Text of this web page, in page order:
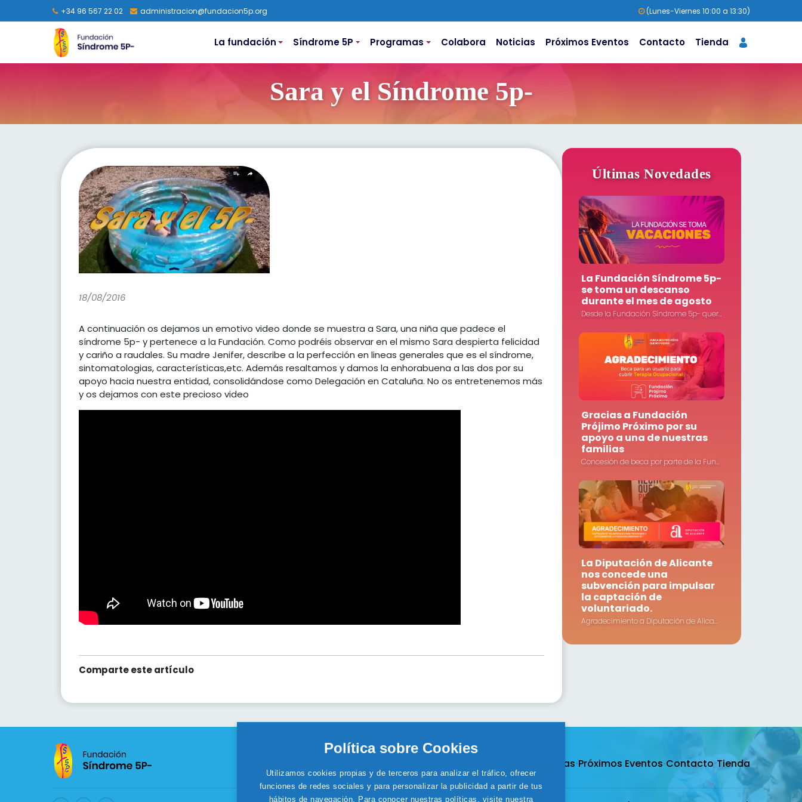
Política sobre Cookies
Utilizamos cookies propias y de terceros para analizar el tráfico, ofrecer
funciones de redes sociales y para personalizar la publicidad a partir de tus
hábitos de navegación. Para conocer nuestras políticas, visite nuestra
+34 96 567 22 02 administracion@fundacion5p.org (Lunes-Viernes 10:00 a 13:30)
La fundación Síndrome 5P Programas Colabora Noticias Próximos Eventos Contacto Tienda
Sara y el Síndrome 5p-
18/08/2016
A continuación os dejamos un emotivo video donde se muestra a Sara, una niña que padece el
síndrome 5p- y pertenece a la Fundación. Como podréis observar en el mismo Sara despierta felicidad
y cariño a raudales. Su madre Jenifer, describe a la perfección en lineas generales que es el síndrome,
sintomatologias, características,etc. Además resaltamos y damos la enhorabuena a las dos por su
apoyo hacia nuestra entidad, consolidándose como Delegación en Cataluña. No os entretenemos más
y os dejamos con este precioso video
Comparte este artículo
Últimas Novedades
La Fundación Síndrome 5p-
se toma un descanso
durante el mes de agosto
Desde la Fundación Síndrome 5p- queremos informar a todas las familias, colaboradores, socios, voluntarios y personas que nos acompañan que nuestras instalaciones permanecerán cerradas durante todo el mes de agosto.
Gracias a Fundación
Prójimo Próximo por su
apoyo a una de nuestras
familias
Concesión de beca por parte de la Fundación Prójimo Próximo a uno de nuestros usuarios para cubrir parte de su tratamiento de Terapia Ocupacional.
La Diputación de Alicante
nos concede una
subvención para impulsar
la captación de
voluntariado.
Agradecimiento a Diputación de Alicante por la subvención concedida a nuestra Fundación.
Noticias·Próximos Eventos·Contacto·Tienda